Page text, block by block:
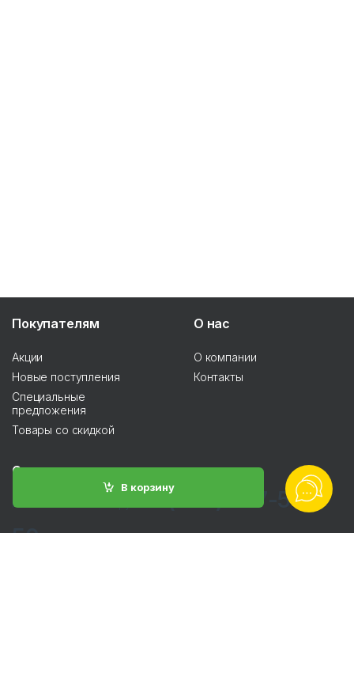
В корзину
Покупателям
Акции
Новые поступления
Специальные
предложения
Товары со скидкой
О нас
О компании
Контакты
Свяжитесь с нами
Позвоните по номеру +7 (928) 737-50-
50